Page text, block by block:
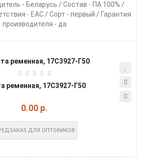
- Беларусь / Состав - ПА 100% /
- EAC / Сорт - первый / Гарантия
производителя - да
ременная, 17С3927-Г50
0.00 р.
ДЛЯ ОПТОВИКОВ